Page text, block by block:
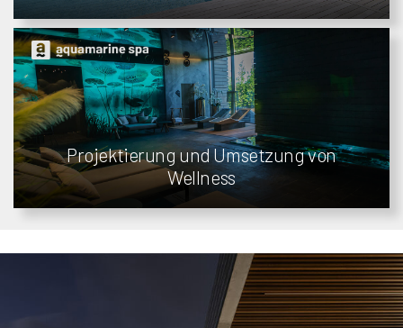
Projektierung und Umsetzung von
Wellness